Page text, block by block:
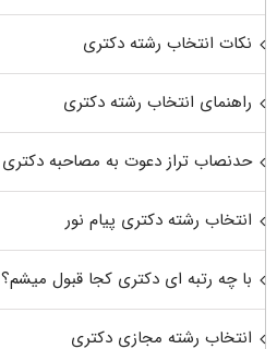
نکات انتخاب رشته دکتری
راهنمای انتخاب رشته دکتری
حدنصاب تراز دعوت به مصاحبه دکتری
انتخاب رشته دکتری پیام نور
با چه رتبه ای دکتری کجا قبول میشم؟
انتخاب رشته مجازی دکتری